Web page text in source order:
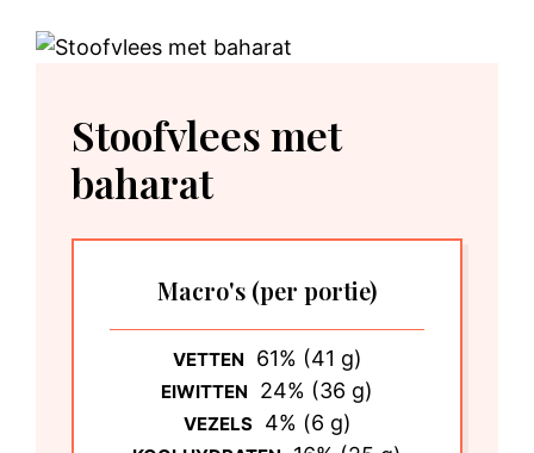
Stoofvlees met
baharat
Macro's (per portie)
VETTEN 61% (41 g)
EIWITTEN 24% (36 g)
VEZELS 4% (6 g)